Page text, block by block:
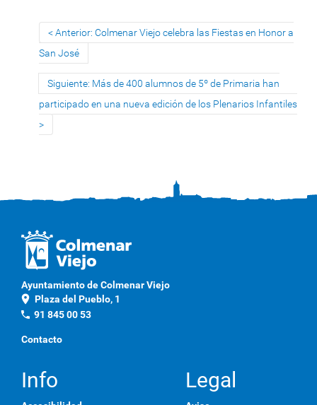
Anterior: Colmenar Viejo celebra las Fiestas en Honor a
San José
Siguiente: Más de 400 alumnos de 5º de Primaria han
participado en una nueva edición de los Plenarios Infantiles
Ayuntamiento de Colmenar Viejo
location_on Plaza del Pueblo, 1
phone 91 845 00 53
Contacto
Info Legal